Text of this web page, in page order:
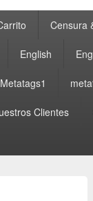
Censura
English
Metatags1
Clientes